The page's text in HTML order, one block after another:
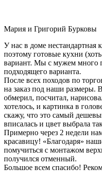
Мария и Григорий Бурковы
У нас в доме нестандартная
поэтому готовые кухни
вариант. Мы с мужем много
подходящего варианта.
После всех походов по
на заказ под наши размеры.
обмерил, посчитал,
хотелось, и картинка в
скажу, что это самый
вписалась и цвет выбрала
Примерно через 2 недели
красавицу! «Благодаря»
помучиться с монтажом
получился отменный.
Большое всем спасибо!